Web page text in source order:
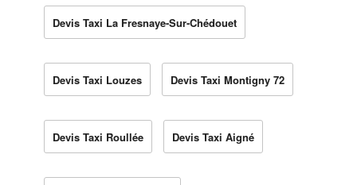
Devis Taxi La Fresnaye-Sur-Chédouet
Devis Taxi Louzes Devis Taxi Montigny 72
Devis Taxi Roullée Devis Taxi Aigné